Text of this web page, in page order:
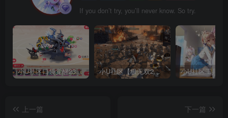
If you don’t try, you’ll never know. So try.
小U社区口袋觉醒23SS魔改版服务端横版卡牌手游+Linux手工服务端+GM授权后台+搭建视频 小U社区【极无双2完整版】3D动作ARPG手游+Linux学习手工端+GM授权后台+视频教程
上一篇
下一篇